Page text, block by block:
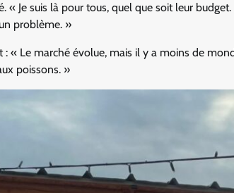
Je suis là pour tous, quel que soit leur
problème. »
« Le marché évolue, mais il y a moins de
poissons. »